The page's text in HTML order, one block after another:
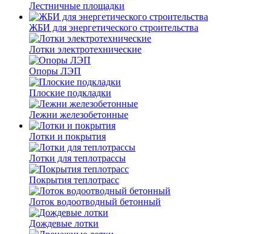
Лестничные площадки
ЖБИ для энергетического строительства
Лотки электротехнические
Опоры ЛЭП
Плоские подкладки
Лежни железобетонные
Лотки и покрытия
Лотки для теплотрассы
Покрытия теплотрасс
Лоток водоотводный бетонный
Дождевые лотки